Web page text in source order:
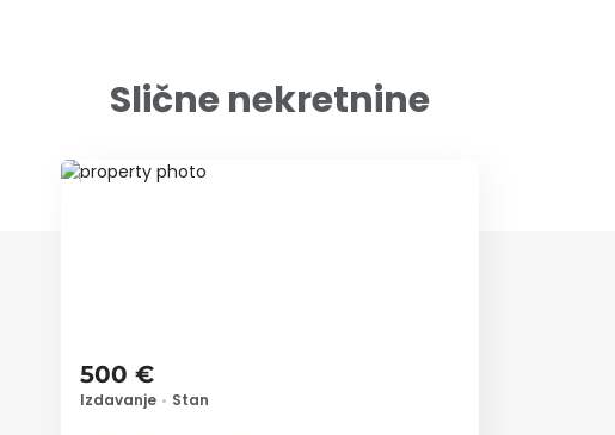
Slične nekretnine
ID 12808
500 €
Izdavanje • Stan